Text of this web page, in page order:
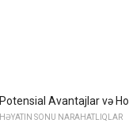
Potensial Avantajlar və
HƏYATIN SONU NARAHATLIQLAR